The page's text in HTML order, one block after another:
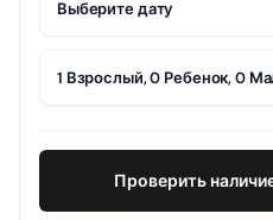
Выберите дату
1 Взрослый, 0 Ребенок, 0
Проверить